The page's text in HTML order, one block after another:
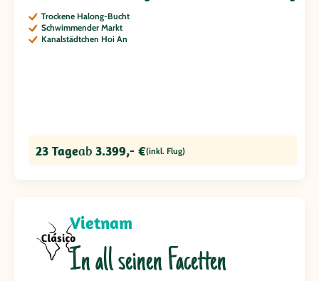
Trockene Halong-Bucht
Schwimmender Markt
Kanalstädtchen Hoi An
23 Tageab 3.399,- €(inkl. Flug)
Vietnam
In all seinen Facetten